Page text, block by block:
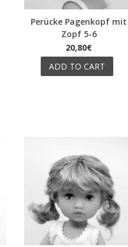
Quick view
Perücke Pagenkopf mit
Zopf 5-6
20,80€
ADD TO CART